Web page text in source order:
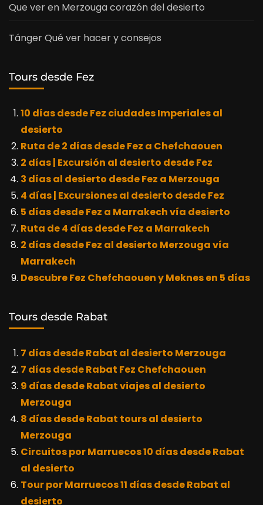
Que ver en Merzouga corazón del desierto
Tánger Qué ver hacer y consejos
Tours desde Fez
10 días desde Fez ciudades Imperiales al
desierto
Ruta de 2 días desde Fez a Chefchaouen
2 días | Excursión al desierto desde Fez
3 días al desierto desde Fez a Merzouga
4 días | Excursiones al desierto desde Fez
5 días desde Fez a Marrakech vía desierto
Ruta de 4 días desde Fez a Marrakech
2 días desde Fez al desierto Merzouga vía
Marrakech
Descubre Fez Chefchaouen y Meknes en 5 días
Tours desde Rabat
7 días desde Rabat al desierto Merzouga
7 días desde Rabat Fez Chefchaouen
9 días desde Rabat viajes al desierto
Merzouga
8 días desde Rabat tours al desierto
Merzouga
Circuitos por Marruecos 10 días desde Rabat
al desierto
Tour por Marruecos 11 días desde Rabat al
desierto